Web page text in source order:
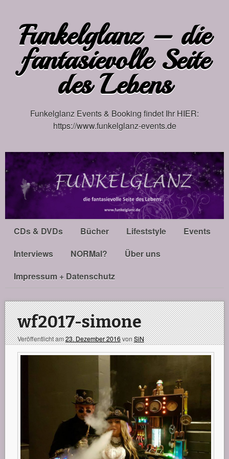
Funkelglanz – die
fantasievolle Seite
des Lebens
Funkelglanz Events & Booking findet Ihr HIER:
https://www.funkelglanz-events.de
CDs & DVDs Bücher Lifeststyle
Events
Interviews
NORMal?
Über uns
Impressum + Datenschutz
wf2017-simone
Veröffentlicht am23. Dezember 2016vonSiN